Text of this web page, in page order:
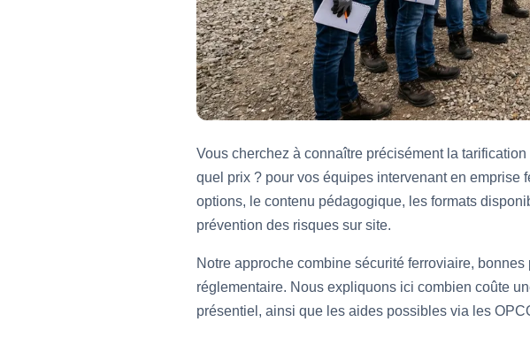
Vous cherchez à connaître précisément la
quel prix ? pour vos équipes intervenant en emprise
options, le contenu pédagogique, les formats
prévention des risques sur site.
Notre approche combine sécurité ferroviaire,
réglementaire. Nous expliquons ici combien coûte
présentiel, ainsi que les aides possibles via les